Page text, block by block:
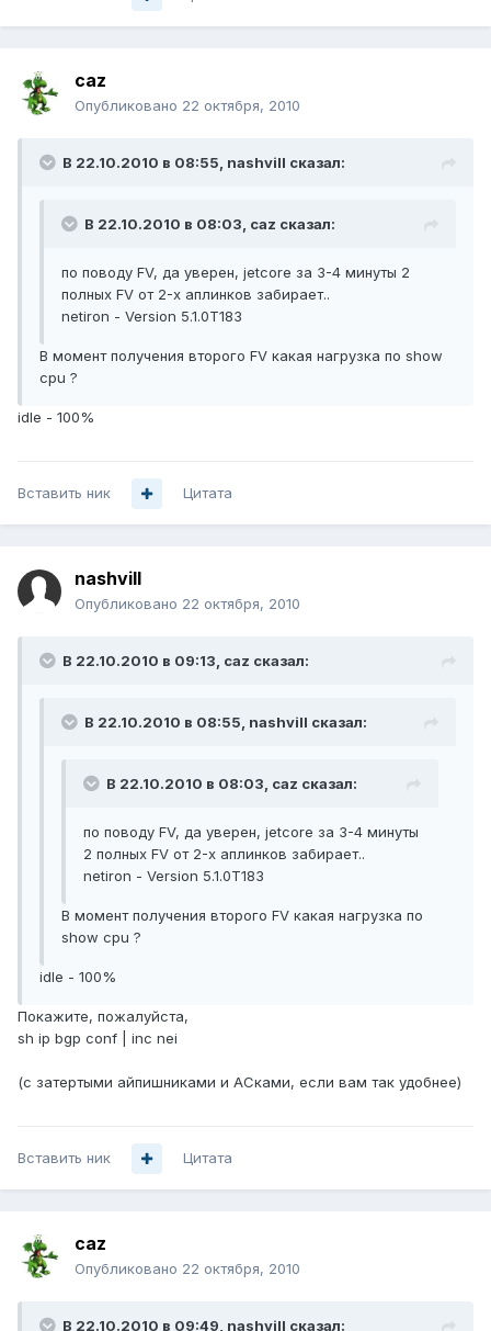
caz
Опубликовано 22 октября, 2010
В 22.10.2010 в 08:55, nashvill сказал:
В 22.10.2010 в 08:03, caz сказал:
по поводу FV, да уверен, jetcore за 3-4 минуты 2
полных FV от 2-х аплинков забирает..
netiron - Version 5.1.0T183
В момент получения второго FV какая нагрузка по show
cpu ?
idle - 100%
Вставить ник Цитата
nashvill
Опубликовано 22 октября, 2010
В 22.10.2010 в 09:13, caz сказал:
В 22.10.2010 в 08:55, nashvill сказал:
В 22.10.2010 в 08:03, caz сказал:
по поводу FV, да уверен, jetcore за 3-4 минуты
2 полных FV от 2-х аплинков забирает..
netiron - Version 5.1.0T183
В момент получения второго FV какая нагрузка по
show cpu ?
idle - 100%
Покажите, пожалуйста,
sh ip bgp conf | inc nei
(с затертыми айпишниками и АСками, если вам так удобнее)
Вставить ник Цитата
caz
Опубликовано 22 октября, 2010
В 22.10.2010 в 09:49, nashvill сказал: